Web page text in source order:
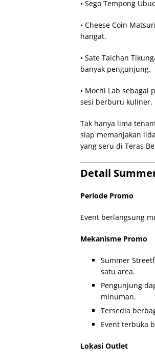
• Sego Tempong
• Cheese Coin
hangat.
• Sate Taichan
banyak pengunjung.
• Mochi Lab
sesi berburu kuliner.
Tak hanya lima
siap memanjakan
yang seru di Teras
Detail
Periode Promo
Event berlangsung
Mekanisme Promo
Summer
satu area.
Pengunjung
minuman.
Tersedia
Event terbuka
Lokasi Outlet